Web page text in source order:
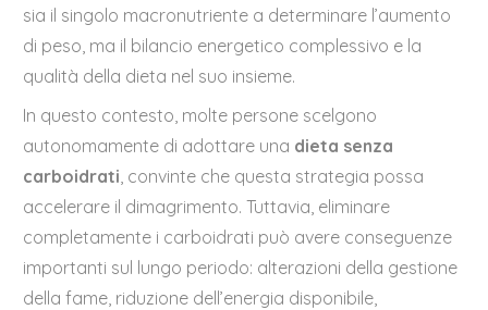
sia il singolo macronutriente a determinare l’aumento
di peso, ma il bilancio energetico complessivo e la
qualità della dieta nel suo insieme.
In questo contesto, molte persone scelgono
autonomamente di adottare una dieta senza
carboidrati , convinte che questa strategia possa
accelerare il dimagrimento. Tuttavia, eliminare
completamente i carboidrati può avere conseguenze
importanti sul lungo periodo: alterazioni della gestione
della fame, riduzione dell’energia disponibile,